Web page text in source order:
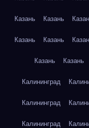
Казань Казань
Казань Казань
Казань Казань
Калининград
Калининград
Калининград